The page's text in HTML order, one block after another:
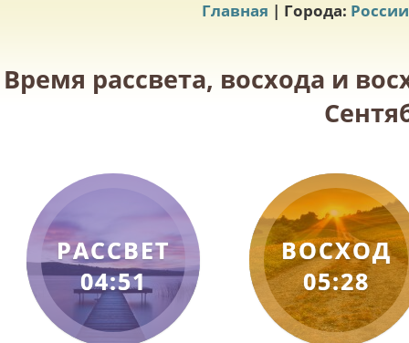
Главная | Города: России
Время рассвета, восхода и
РАССВЕТ
04:51
ВОСХОД
05:28